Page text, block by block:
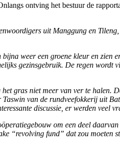
ontving het bestuur de
uit Manggung en
weer een groene kleur en zien
gezinsgebruik. De regen wordt
gras niet meer van ver te halen.
van de rundveefokkerij uit
discussie, er werden veel
om een deel
“revolving fund” dat zou moeten